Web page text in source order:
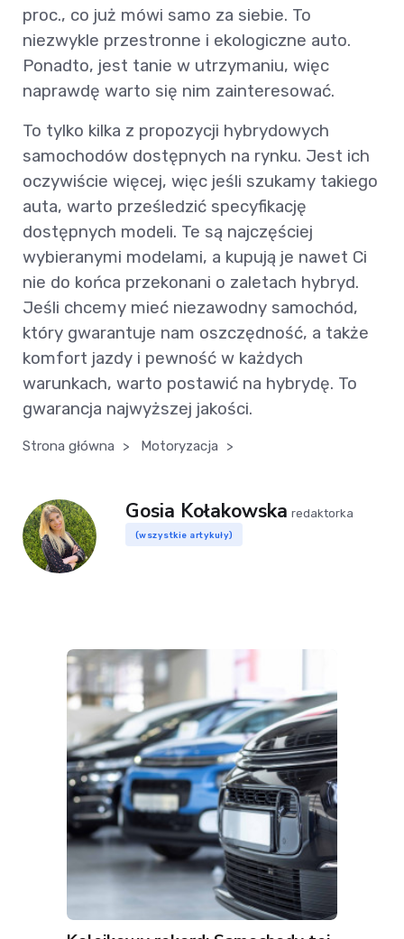
proc., co już mówi samo za siebie. To
niezwykle przestronne i ekologiczne auto.
Ponadto, jest tanie w utrzymaniu, więc
naprawdę warto się nim zainteresować.
To tylko kilka z propozycji hybrydowych
samochodów dostępnych na rynku. Jest ich
oczywiście więcej, więc jeśli szukamy takiego
auta, warto prześledzić specyfikację
dostępnych modeli. Te są najczęściej
wybieranymi modelami, a kupują je nawet Ci
nie do końca przekonani o zaletach hybryd.
Jeśli chcemy mieć niezawodny samochód,
który gwarantuje nam oszczędność, a także
komfort jazdy i pewność w każdych
warunkach, warto postawić na hybrydę. To
gwarancja najwyższej jakości.
Strona główna > Motoryzacja >
Gosia Kołakowska redaktorka
(wszystkie artykuły)